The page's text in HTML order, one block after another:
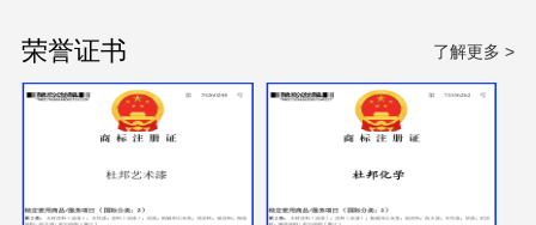
荣誉证书 了解更多 >